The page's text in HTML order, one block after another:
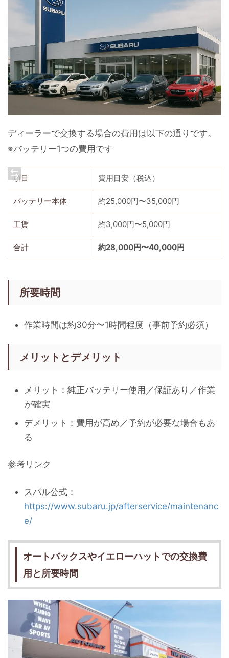
ディーラーで交換する場合の費用は以下の通りです。
※バッテリー1つの費用です
項目 費用目安（税込）
バッテリー本体 約25,000円〜35,000円
工賃 約3,000円〜5,000円
合計 約28,000円〜40,000円
所要時間
作業時間は約30分〜1時間程度（事前予約必須）
メリットとデメリット
メリット：純正バッテリー使用／保証あり／作業
が確実
デメリット：費用が高め／予約が必要な場合もあ
る
参考リンク
スバル公式：
https://www.subaru.jp/afterservice/maintenanc
e/
オートバックスやイエローハットでの交換費
用と所要時間